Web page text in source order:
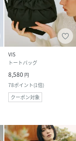
VIS
トートバッグ
8,580 円
78ポイント(1倍)
クーポン対象